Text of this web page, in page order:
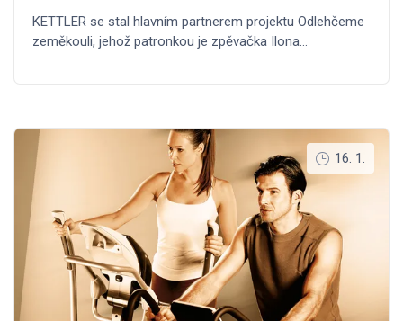
KETTLER se stal hlavním partnerem projektu Odlehčeme
zeměkouli, jehož patronkou je zpěvačka Ilona…
16. 1.